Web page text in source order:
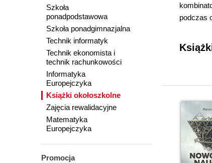
Szkoła
ponadpodstawowa
Szkoła ponadgimnazjalna
Technik informatyk
Technik ekonomista i
technik rachunkowości
Informatyka
Europejczyka
Książki okołoszkolne
Zajęcia rewalidacyjne
Matematyka
Europejczyka
Promocja
podczas